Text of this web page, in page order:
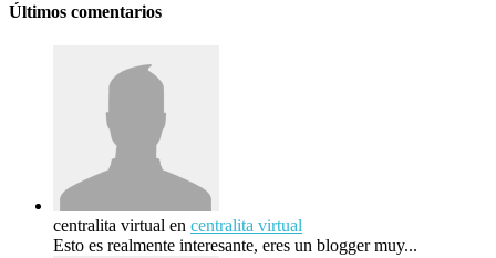
Últimos comentarios
centralita virtual en centralita virtual
Esto es realmente interesante, eres un blogger muy...